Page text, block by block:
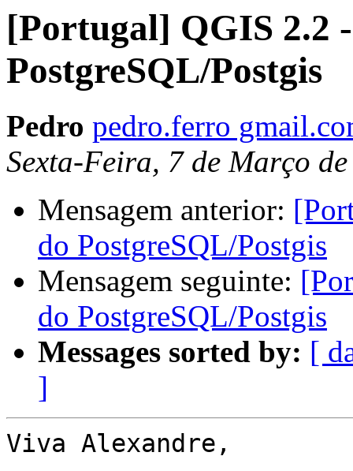
[Portugal] QGIS 2.2
PostgreSQL/Postgis
Pedro pedro.ferro
Sexta-Feira, 7 de Março
Mensagem anterior:
do PostgreSQL/Postgis
Mensagem seguinte:
do PostgreSQL/Postgis
Messages sorted by: [
]
Viva Alexandre,